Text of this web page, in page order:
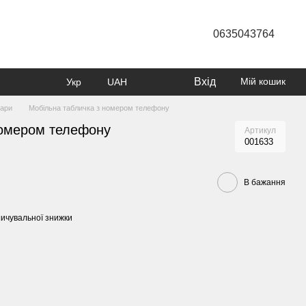
0635043764
Укр UAH Вхід Мій кошик
Мобільна табличка з номером телефону
телефону Артикул
001633
В бажання
знижки